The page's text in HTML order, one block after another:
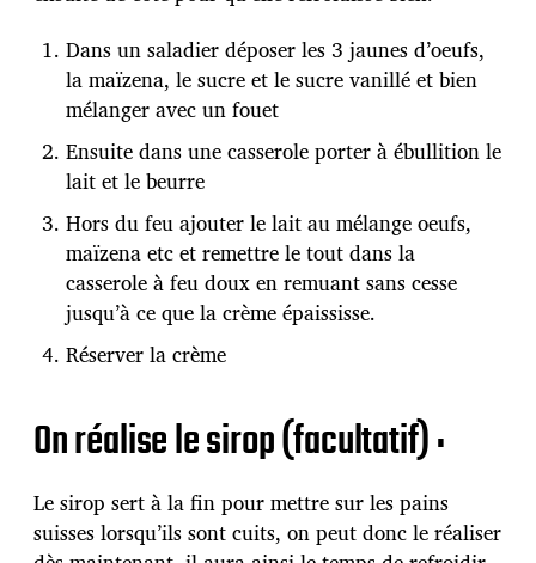
Dans un saladier déposer les 3 jaunes d’oeufs,
la maïzena, le sucre et le sucre vanillé et bien
mélanger avec un fouet
Ensuite dans une casserole porter à ébullition le
lait et le beurre
Hors du feu ajouter le lait au mélange oeufs,
maïzena etc et remettre le tout dans la
casserole à feu doux en remuant sans cesse
jusqu’à ce que la crème épaississe.
Réserver la crème
On réalise le sirop (facultatif) :
Le sirop sert à la fin pour mettre sur les pains
suisses lorsqu’ils sont cuits, on peut donc le réaliser